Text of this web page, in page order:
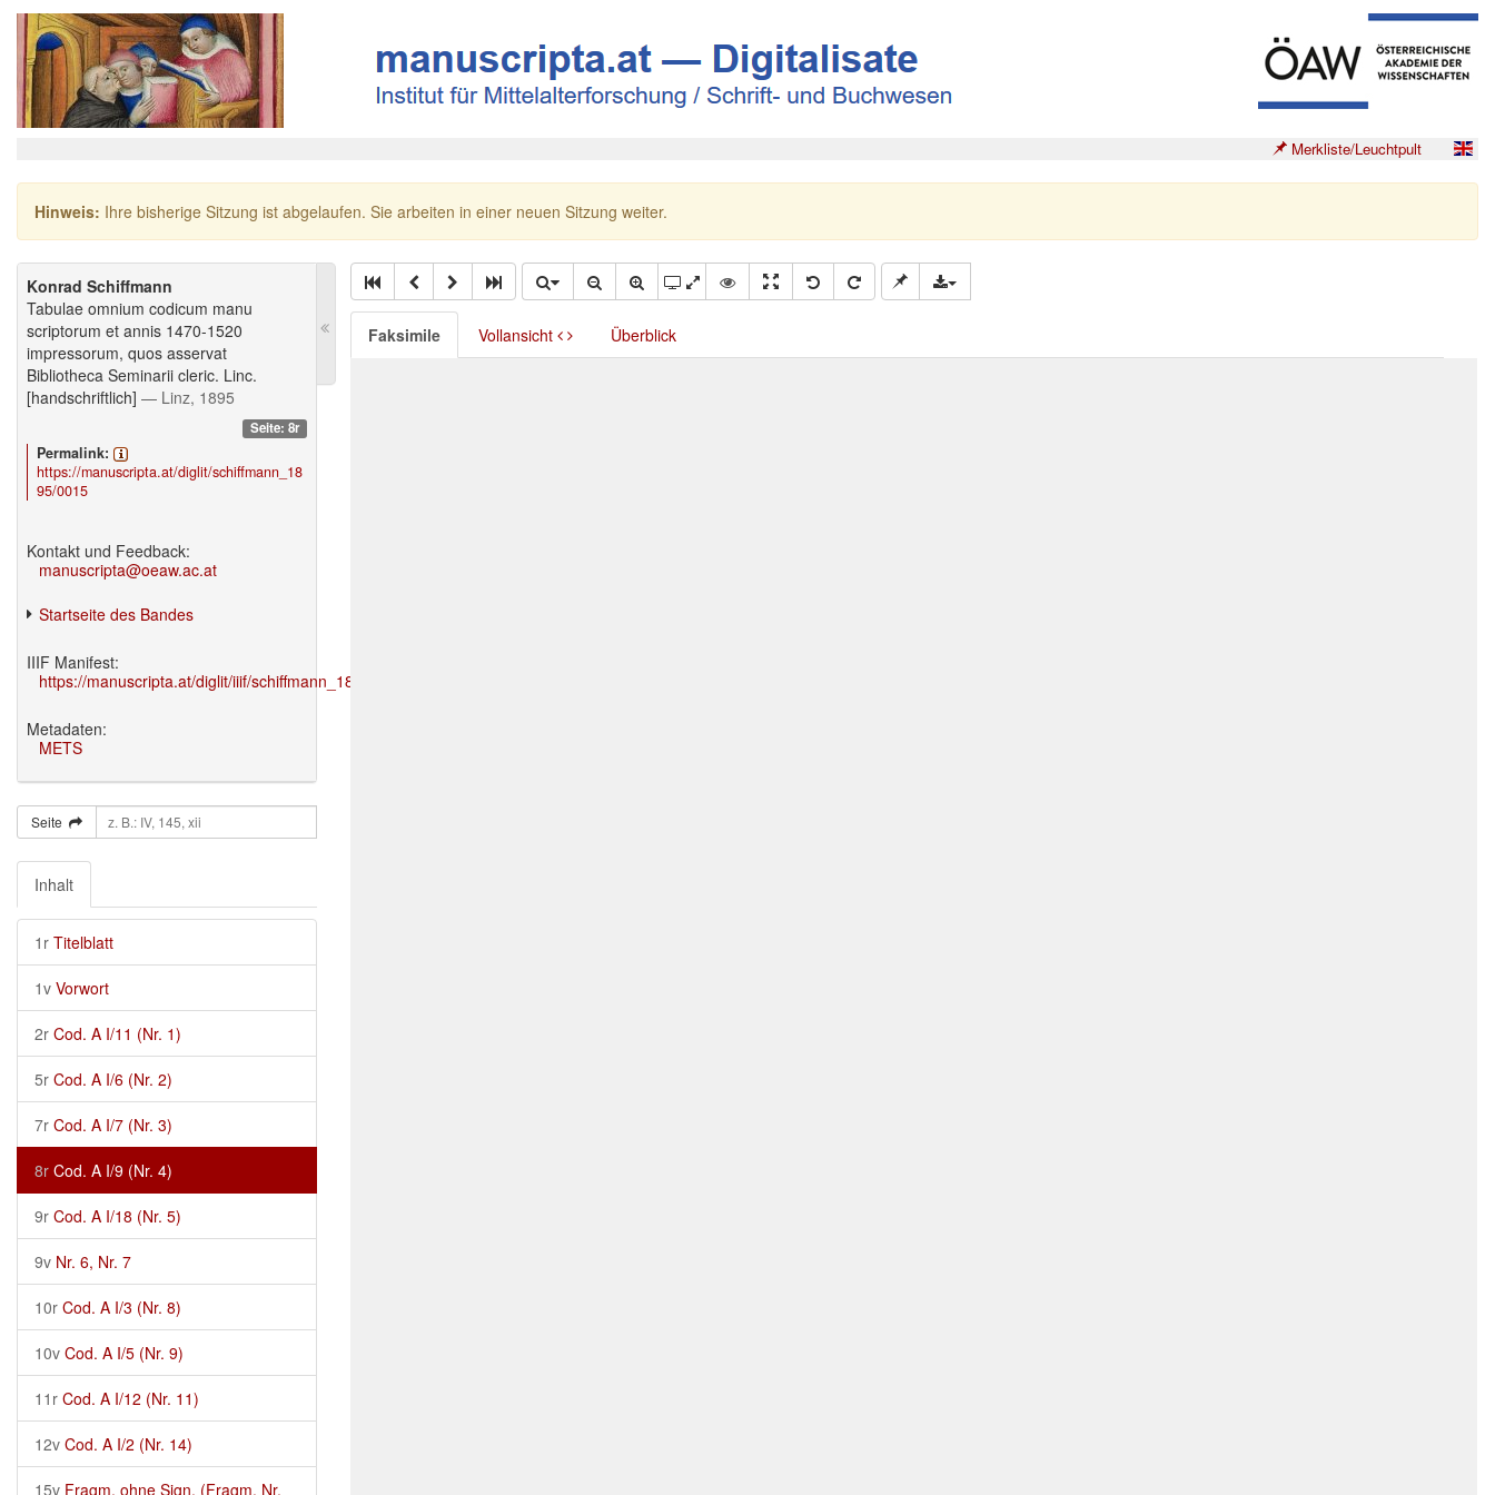
Merkliste/Leuchtpult
Hinweis: Ihre bisherige Sitzung ist abgelaufen. Sie arbeiten in einer neuen Sitzung weiter.
Konrad Schiffmann
Tabulae omnium codicum manu
scriptorum et annis 1470-1520
impressorum, quos asservat
Bibliotheca Seminarii cleric. Linc.
[handschriftlich] — Linz, 1895
Seite: 8r
Permalink:
https://manuscripta.at/diglit/schiffmann_18
95/0015
Kontakt und Feedback:
manuscripta@oeaw.ac.at
Startseite des Bandes
IIIF Manifest:
https://manuscripta.at/diglit/iiif/schiffmann_1895/manifest.json
Metadaten:
METS
Seite
Inhalt
1r Titelblatt
1v Vorwort
2r Cod. A I/11 (Nr. 1)
5r Cod. A I/6 (Nr. 2)
7r Cod. A I/7 (Nr. 3)
8r Cod. A I/9 (Nr. 4)
9r Cod. A I/18 (Nr. 5)
9v Nr. 6, Nr. 7
10r Cod. A I/3 (Nr. 8)
10v Cod. A I/5 (Nr. 9)
11r Cod. A I/12 (Nr. 11)
12v Cod. A I/2 (Nr. 14)
15v Fragm. ohne Sign. (Fragm. Nr.
Faksimile Vollansicht Überblick